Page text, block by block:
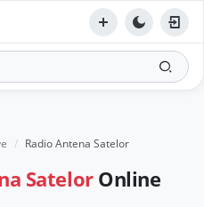
Radio Antena Satelor
SatelorOnline